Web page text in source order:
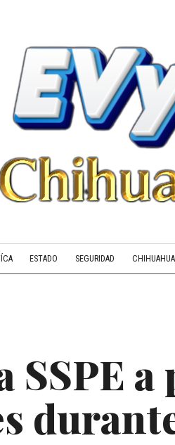
ESTADO SEGURIDAD CHIHUAHUA
SSPE